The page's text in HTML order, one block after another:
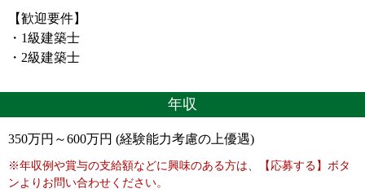
【歓迎要件】
・1級建築士
・2級建築士
年収
350万円～600万円 (経験能力考慮の上優遇)
※年収例や賞与の支給額などに興味のある方は、【応募する】ボタ
ンよりお問い合わせください。